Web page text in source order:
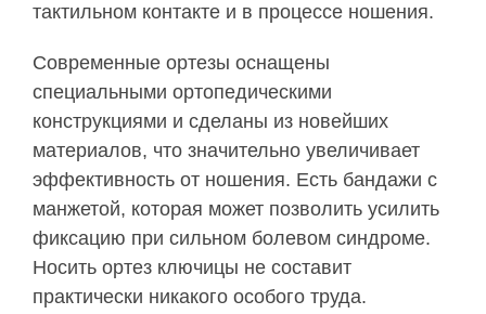
тактильном контакте и в процессе ношения.
Современные ортезы оснащены
специальными ортопедическими
конструкциями и сделаны из новейших
материалов, что значительно увеличивает
эффективность от ношения. Есть бандажи с
манжетой, которая может позволить усилить
фиксацию при сильном болевом синдроме.
Носить ортез ключицы не составит
практически никакого особого труда.